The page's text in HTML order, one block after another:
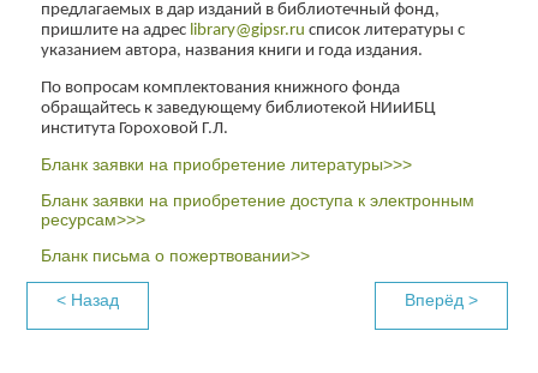
предлагаемых в дар изданий в библиотечный фонд,
пришлите на адрес library@gipsr.ru список литературы с
указанием автора, названия книги и года издания.
По вопросам комплектования книжного фонда
обращайтесь к заведующему библиотекой НИиИБЦ
института Гороховой Г.Л.
Бланк заявки на приобретение литературы>>>
Бланк заявки на приобретение доступа к электронным
ресурсам>>>
Бланк письма о пожертвовании>>
< Назад Вперёд >